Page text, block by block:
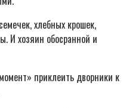
хлебных крошек,
И хозяин обосранной и
приклеить дворники к